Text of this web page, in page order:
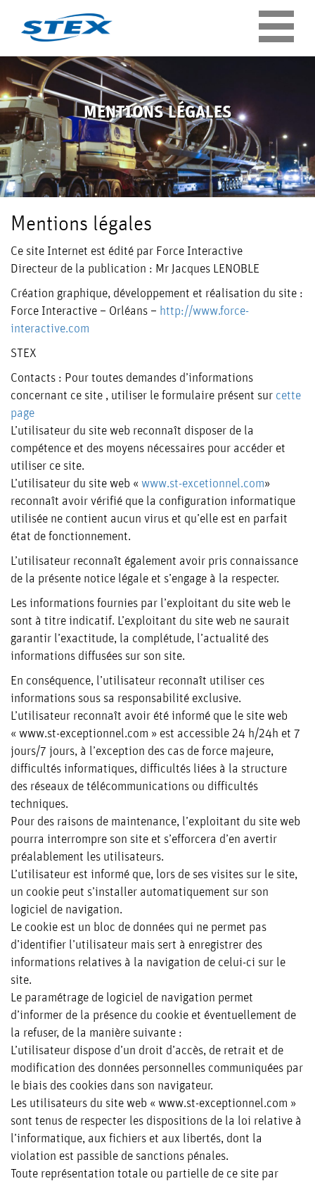
ENTREPRISE
QUI
NOUS ?
NOTRE
PARC
MATÉRIEL
NOS
ENGAGEMENTS
LES
SECTEURS
BTP
ENERGIE
MÉDIATHÈQUE
CARRIÈRES
CONTACT
MENTIONS LÉGALES
Mentions légales
Ce site Internet est édité par Force Interactive
Directeur de la publication : Mr Jacques LENOBLE
Création graphique, développement et réalisation du site :
Force Interactive – Orléans – http://www.force-
interactive.com
STEX
Contacts : Pour toutes demandes d’informations
concernant ce site , utiliser le formulaire présent sur cette
page
L’utilisateur du site web reconnaît disposer de la
compétence et des moyens nécessaires pour accéder et
utiliser ce site.
L’utilisateur du site web « www.st-excetionnel.com»
reconnaît avoir vérifié que la configuration informatique
utilisée ne contient aucun virus et qu’elle est en parfait
état de fonctionnement.
L’utilisateur reconnaît également avoir pris connaissance
de la présente notice légale et s’engage à la respecter.
Les informations fournies par l’exploitant du site web le
sont à titre indicatif. L’exploitant du site web ne saurait
garantir l’exactitude, la complétude, l’actualité des
informations diffusées sur son site.
En conséquence, l’utilisateur reconnaît utiliser ces
informations sous sa responsabilité exclusive.
L’utilisateur reconnaît avoir été informé que le site web
« www.st-exceptionnel.com » est accessible 24 h/24h et 7
jours/7 jours, à l’exception des cas de force majeure,
difficultés informatiques, difficultés liées à la structure
des réseaux de télécommunications ou difficultés
techniques.
Pour des raisons de maintenance, l’exploitant du site web
pourra interrompre son site et s’efforcera d’en avertir
préalablement les utilisateurs.
L’utilisateur est informé que, lors de ses visites sur le site,
un cookie peut s’installer automatiquement sur son
logiciel de navigation.
Le cookie est un bloc de données qui ne permet pas
d’identifier l’utilisateur mais sert à enregistrer des
informations relatives à la navigation de celui-ci sur le
site.
Le paramétrage de logiciel de navigation permet
d’informer de la présence du cookie et éventuellement de
la refuser, de la manière suivante :
L’utilisateur dispose d’un droit d’accès, de retrait et de
modification des données personnelles communiquées par
le biais des cookies dans son navigateur.
Les utilisateurs du site web « www.st-exceptionnel.com »
sont tenus de respecter les dispositions de la loi relative à
l’informatique, aux fichiers et aux libertés, dont la
violation est passible de sanctions pénales.
Toute représentation totale ou partielle de ce site par